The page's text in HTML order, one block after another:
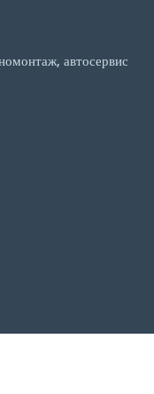
автосервис